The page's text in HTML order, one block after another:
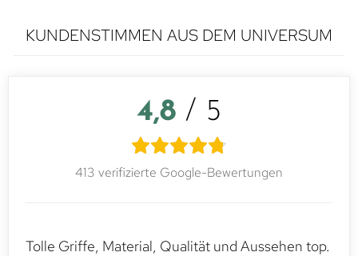
KUNDENSTIMMEN AUS DEM UNIVERSUM
4,8 / 5
413 verifizierte Google-Bewertungen
Tolle Griffe, Material, Qualität und Aussehen top.